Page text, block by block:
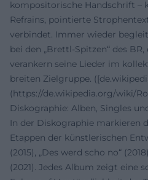
kompositorische Handschrift –
Refrains, pointierte
verbindet. Immer wieder
bei den „Brettl-Spitzen“ des
verankern seine Lieder im
breiten Zielgruppe.
(https://de.wikipedia.org/wiki/
Diskographie: Alben, Singles
In der Diskographie markieren
Etappen der künstlerischen
(2015), „Des werd scho no“
(2021). Jedes Album zeigt